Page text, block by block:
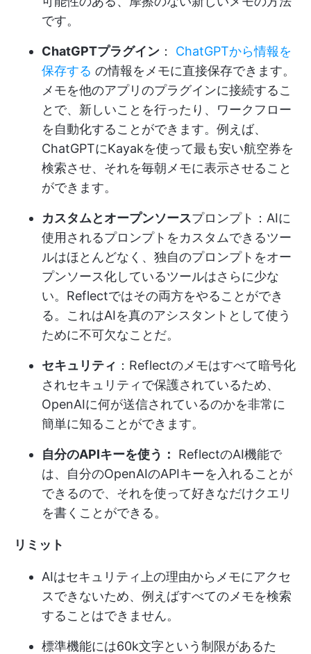
です。
ChatGPTプラグイン ： ChatGPTから情報を
保存する の情報をメモに直接保存できます。
メモを他のアプリのプラグインに接続するこ
とで、新しいことを行ったり、ワークフロー
を自動化することができます。例えば、
ChatGPTにKayakを使って最も安い航空券を
検索させ、それを毎朝メモに表示させること
ができます。
カスタムとオープンソースプロンプト：AIに
使用されるプロンプトをカスタムできるツー
ルはほとんどなく、独自のプロンプトをオー
プンソース化しているツールはさらに少な
い。Reflectではその両方をやることができ
る。これはAIを真のアシスタントとして使う
ために不可欠なことだ。
セキュリティ ：Reflectのメモはすべて暗号化
されセキュリティで保護されているため、
OpenAIに何が送信されているのかを非常に
簡単に知ることができます。
自分のAPIキーを使う：
ReflectのAI機能で
は、自分のOpenAIのAPIキーを入れることが
できるので、それを使って好きなだけクエリ
を書くことができる。
リミット
AIはセキュリティ上の理由からメモにアクセ
スできないため、例えばすべてのメモを検索
することはできません。
標準機能には60k文字という制限があるた